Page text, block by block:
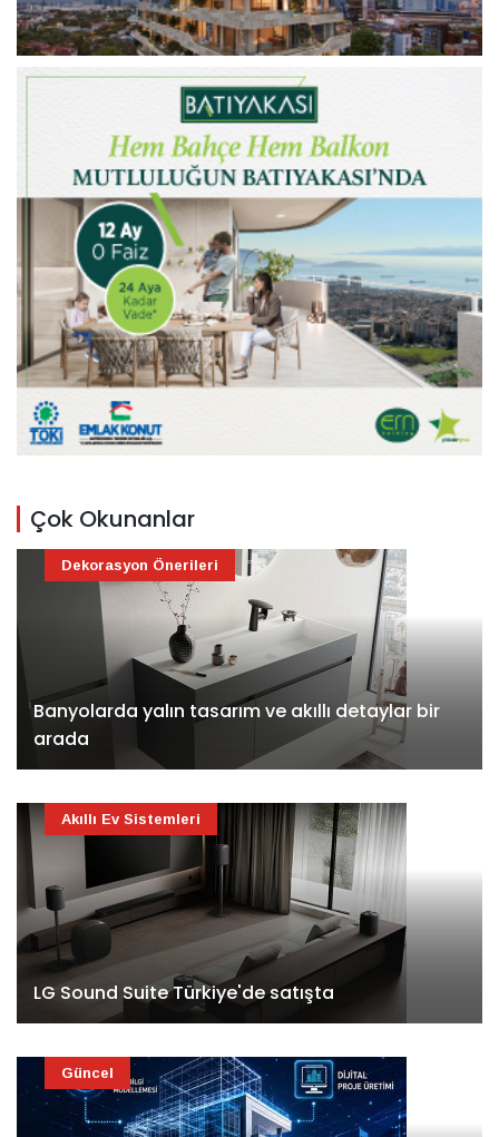
Çok Okunanlar
Banyolarda yalın tasarım ve akıllı detaylar bir
arada
Dekorasyon Önerileri
LG Sound Suite Türkiye'de satışta
Akıllı Ev Sistemleri
Güncel